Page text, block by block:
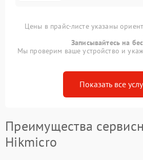
Цены в прайс-листе указаны
Записывайтесь на
Мы проверим ваше устройство и
Показать все
Преимущества
Hikmicro